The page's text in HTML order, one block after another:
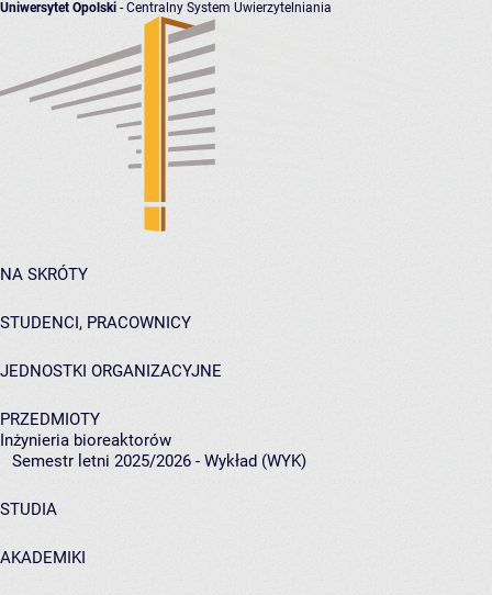
Uniwersytet Opolski - Centralny System Uwierzytelniania
NA SKRÓTY
STUDENCI, PRACOWNICY
JEDNOSTKI ORGANIZACYJNE
PRZEDMIOTY
Inżynieria bioreaktorów
Semestr letni 2025/2026 - Wykład (WYK)
STUDIA
AKADEMIKI